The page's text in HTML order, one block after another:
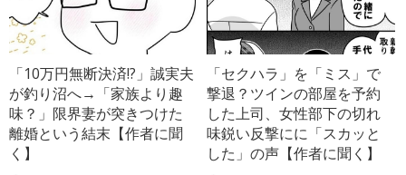
「10万円無断決済!?」誠実夫
が釣り沼へ→「家族より趣
味？」限界妻が突きつけた
離婚という結末【作者に聞
く】
「セクハラ」を「ミス」で
撃退？ツインの部屋を予約
した上司、女性部下の切れ
味鋭い反撃にに「スカッと
した」の声【作者に聞く】